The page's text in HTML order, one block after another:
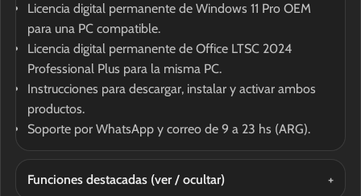
Licencia digital permanente de Windows 11 Pro OEM
para una PC compatible.
Licencia digital permanente de Office LTSC 2024
Professional Plus para la misma PC.
Instrucciones para descargar, instalar y activar ambos
productos.
Soporte por WhatsApp y correo de 9 a 23 hs (ARG).
Funciones destacadas (ver / ocultar)